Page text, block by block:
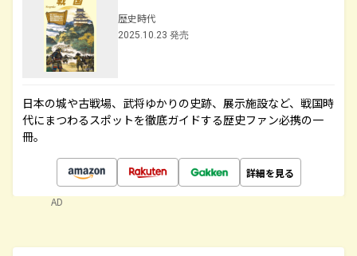
歴史時代
2025.10.23 発売
日本の城や古戦場、武将ゆかりの史跡、展示施設など、戦国時
代にまつわるスポットを徹底ガイドする歴史ファン必携の一
冊。
詳細を見る
AD